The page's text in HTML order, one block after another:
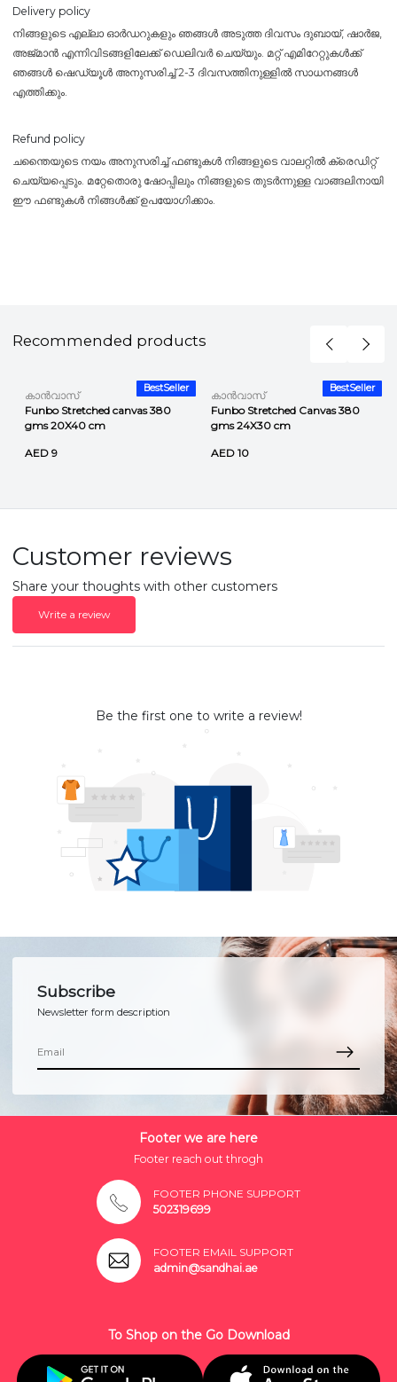
Delivery policy
നിങ്ങളുടെ എല്ലാ ഓർഡറുകളും ഞങ്ങൾ അടുത്ത ദിവസം ദുബായ്, ഷാർജ,
അജ്മാൻ എന്നിവിടങ്ങളിലേക്ക് ഡെലിവർ ചെയ്യും. മറ്റ് എമിറേറ്റുകൾക്ക്
ഞങ്ങൾ ഷെഡ്യൂൾ അനുസരിച്ച് 2-3 ദിവസത്തിനുള്ളിൽ സാധനങ്ങൾ
എത്തിക്കും.
Refund policy
ചന്തൈയുടെ നയം അനുസരിച്ച് ഫണ്ടുകൾ നിങ്ങളുടെ വാലറ്റിൽ ക്രെഡിറ്റ്
ചെയ്യപ്പെടും. മറ്റേതൊരു ഷോപ്പിലും നിങ്ങളുടെ തുടർന്നുള്ള വാങ്ങലിനായി
ഈ ഫണ്ടുകൾ നിങ്ങൾക്ക് ഉപയോഗിക്കാം.
Recommended products
BestSeller
കാൻവാസ്
Funbo Stretched canvas 380
gms 20X40 cm
AED 9
BestSeller
കാൻവാസ്
Funbo Stretched Canvas 380
gms 24X30 cm
AED 10
Customer reviews
Share your thoughts with other customers
Write a review
Be the first one to write a review!
Subscribe
Newsletter form description
Footer we are here
Footer reach out throgh
FOOTER PHONE SUPPORT
502319699
FOOTER EMAIL SUPPORT
admin@sandhai.ae
To Shop on the Go Download